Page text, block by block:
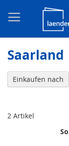
Saarland
2 Artikel
Einkaufen nach